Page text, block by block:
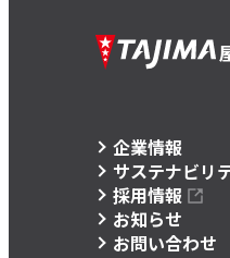
企業情報
サステナビリ
採用情報
お知らせ
お問い合わせ